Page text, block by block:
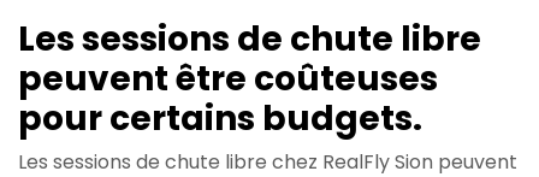
Les sessions de chute libre
peuvent être coûteuses
pour certains budgets.
Les sessions de chute libre chez RealFly Sion peuvent